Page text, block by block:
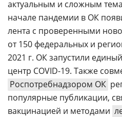
актуальным и сложным
начале пандемии в ОК
лента с проверенными
от 150 федеральных и
2021 г. ОК запустили
центр COVID-19. Также
Роспотребнадзором ОК
популярные публикации,
вакцинацией и методами